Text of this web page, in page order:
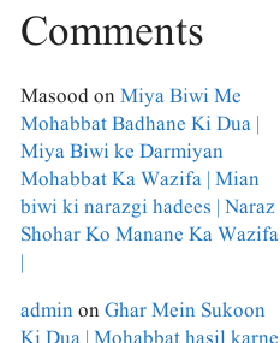
Comments
MasoodonMiya Biwi Me
Mohabbat Badhane Ki Dua |
Miya Biwi ke Darmiyan
Mohabbat Ka Wazifa | Mian
biwi ki narazgi hadees | Naraz
Shohar Ko Manane Ka Wazifa
|
adminonGhar Mein Sukoon